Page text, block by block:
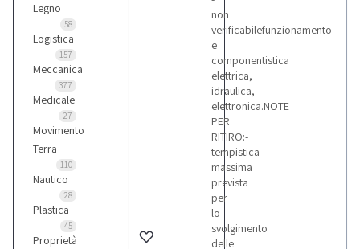
Legno
58
Logistica
157
Meccanica
377
Medicale
27
Movimento
Terra
110
Nautico
28
Plastica
45
Proprietà
non
verificabilefunzionamento
e
componentistica
elettrica,
idraulica,
elettronica.NOTE
PER
RITIRO:-
tempistica
massima
prevista
per
lo
svolgimento
delle